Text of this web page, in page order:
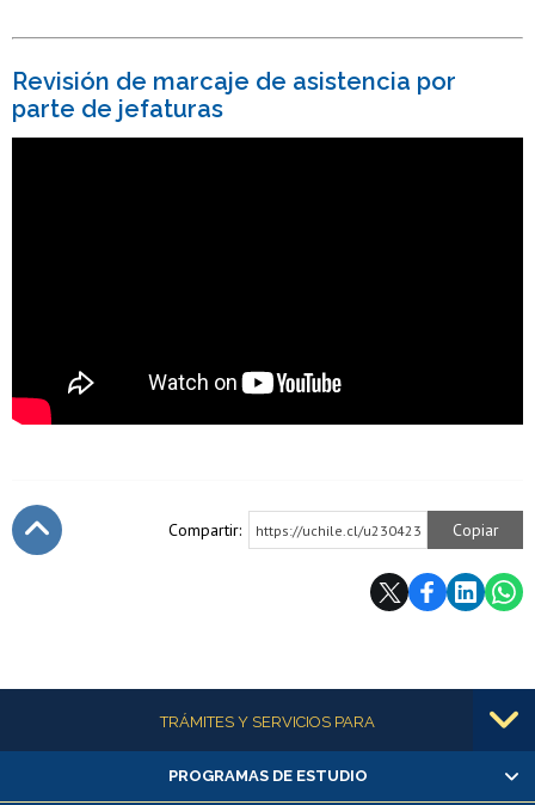
Revisión de marcaje de asistencia por
parte de jefaturas
Compartir: https://uchile.cl/u230423 Copiar
Más informaciónTRÁMITES Y SERVICIOS PARA
Alumnas/os y exalumnas/os
PROGRAMAS DE ESTUDIO